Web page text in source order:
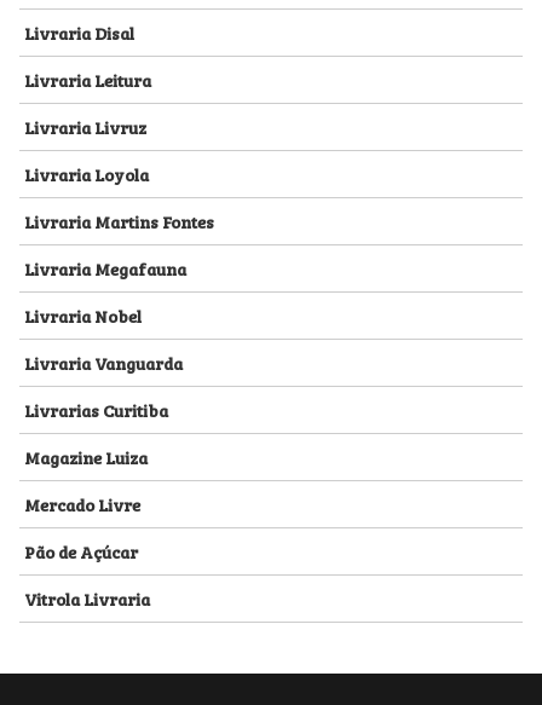
Livraria Disal
Livraria Leitura
Livraria Livruz
Livraria Loyola
Livraria Martins Fontes
Livraria Megafauna
Livraria Nobel
Livraria Vanguarda
Livrarias Curitiba
Magazine Luiza
Mercado Livre
Pão de Açúcar
Vitrola Livraria